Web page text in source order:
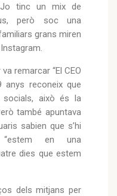
tinc un mix de
però soc una
grans miren
remarcar “El CEO
anys reconeix que
socials, això és la
també apuntava
sabien que s’hi
en una
dies que estem
dels mitjans per